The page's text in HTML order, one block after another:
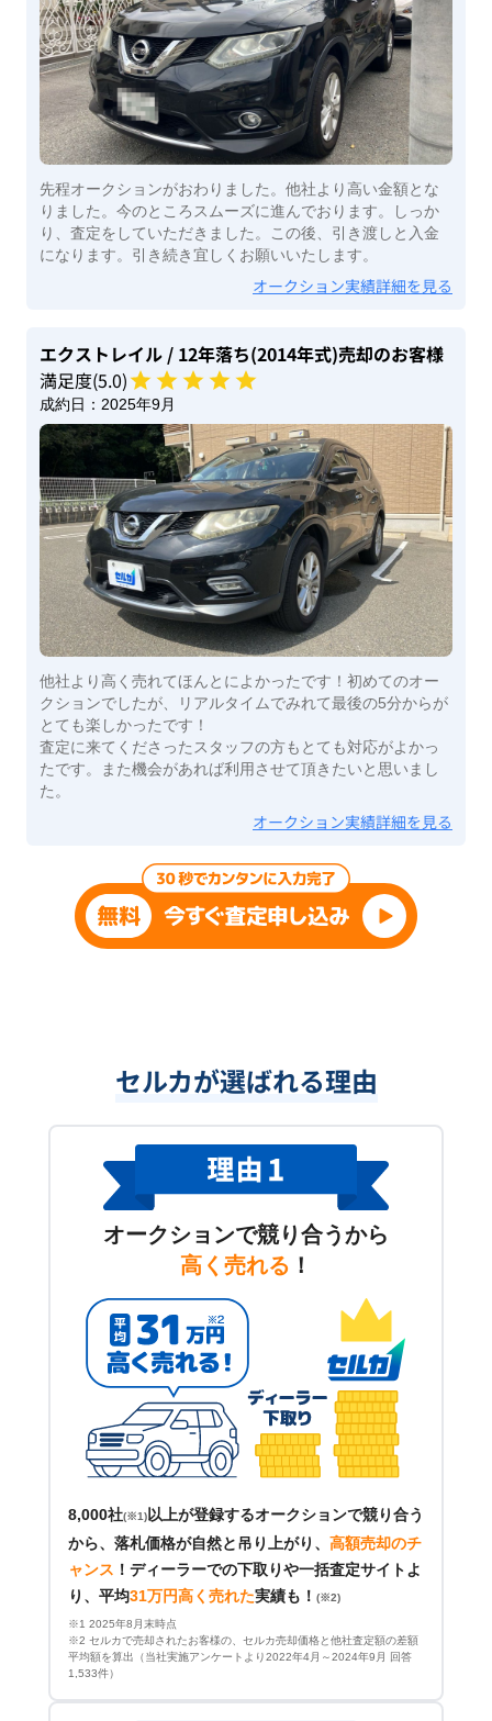
先程オークションがおわりました。他社より高い金額とな
りました。今のところスムーズに進んでおります。しっか
り、査定をしていただきました。この後、引き渡しと入金
になります。引き続き宜しくお願いいたします。
オークション実績詳細を見る
エクストレイル / 12年落ち(2014年式)売却のお客様
満足度(5.0)
成約日： 2025年9月
他社より高く売れてほんとによかったです！初めてのオー
クションでしたが、リアルタイムでみれて最後の5分からが
とても楽しかったです！
査定に来てくださったスタッフの方もとても対応がよかっ
たです。また機会があれば利用させて頂きたいと思いまし
た。
オークション実績詳細を見る
セルカが選ばれる理由
オークションで競り合うから
高く売れる ！
8,000社(※1) 以上が登録するオークションで競り合う
から、落札価格が自然と吊り上がり、 高額売却のチ
ャンス ！ ディーラーでの下取りや一括査定サイトよ
り、平均31万円高く売れた実績も！ (※2)
※1 2025年8月末時点
※2 セルカで売却されたお客様の、セルカ売却価格と他社査定額の差額
平均額を算出（当社実施アンケートより2022年4月～2024年9月 回答
1,533件）